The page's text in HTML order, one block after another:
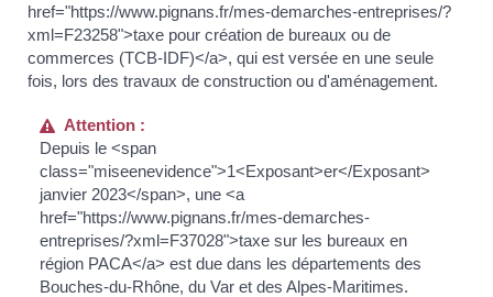
href="https://www.pignans.fr/mes-demarches-entreprises/?
xml=F23258">taxe pour création de bureaux ou de
commerces (TCB-IDF)</a>, qui est versée en une seule
fois, lors des travaux de construction ou d'aménagement.
Attention :
Depuis le <span
class="miseenevidence">1<Exposant>er</Exposant>
janvier 2023</span>, une <a
href="https://www.pignans.fr/mes-demarches-
entreprises/?xml=F37028">taxe sur les bureaux en
région PACA</a> est due dans les départements des
Bouches-du-Rhône, du Var et des Alpes-Maritimes.